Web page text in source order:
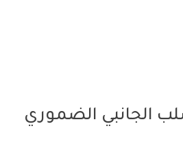
الجانبي الضموري